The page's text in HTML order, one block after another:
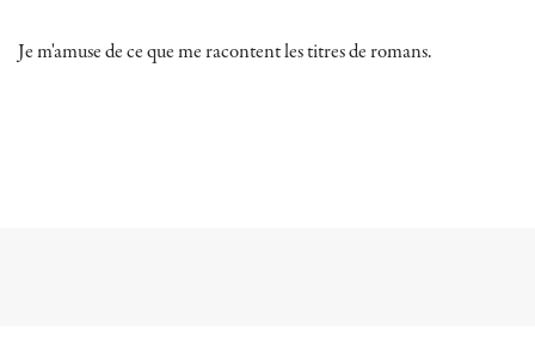
Je m'amuse de ce que me racontent les titres de romans.